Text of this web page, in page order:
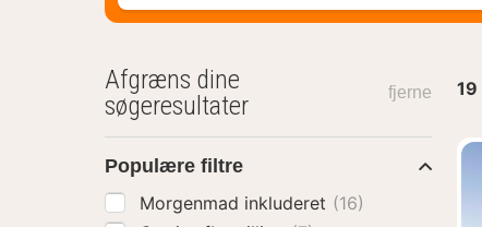
19
Afgræns dine
søgeresultater
fjerne
Populære filtre
Morgenmad inkluderet (16)